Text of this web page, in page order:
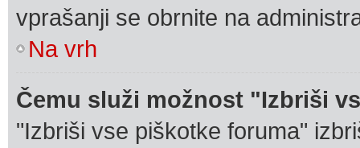
vprašanji se obrnite na
Na vrh
Čemu služi možnost "Izbriši
"Izbriši vse piškotke foruma"